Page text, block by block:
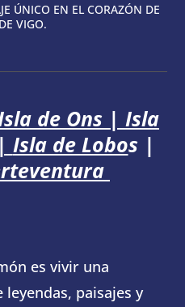
ÚNICO EN EL CORAZÓN DE
VIGO.
de Ons | Isla
Isla de Lobos|
es vivir una
paisajes y